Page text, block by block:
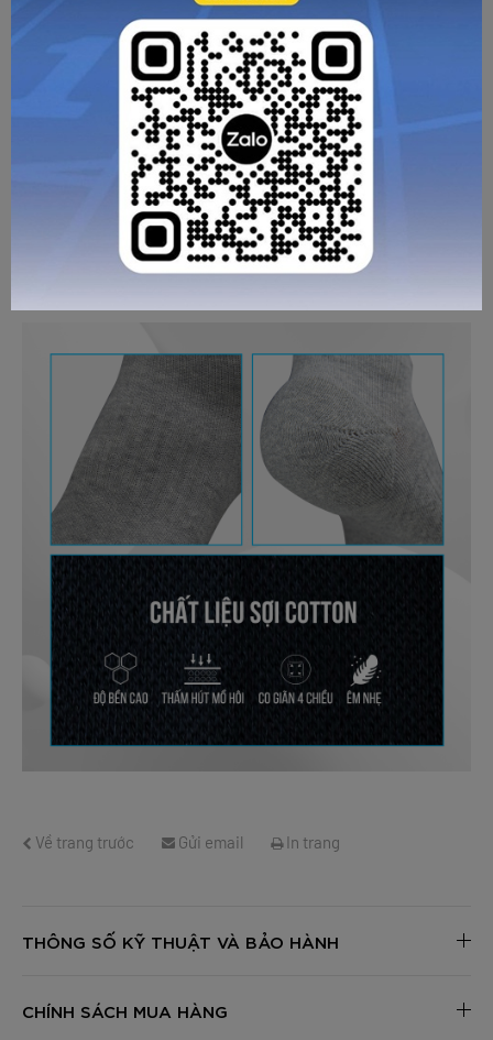
Về trang trước Gửi email In trang
THÔNG SỐ KỸ THUẬT VÀ BẢO HÀNH
CHÍNH SÁCH MUA HÀNG
HƯỚNG DẪN CHỌN SIZE
GỬI TƯ VẤN HỦY